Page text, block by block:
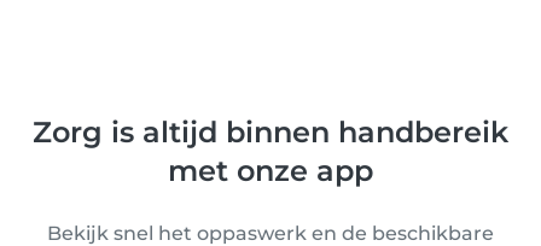
Zorg is altijd binnen handbereik
met onze app
Bekijk snel het oppaswerk en de beschikbare